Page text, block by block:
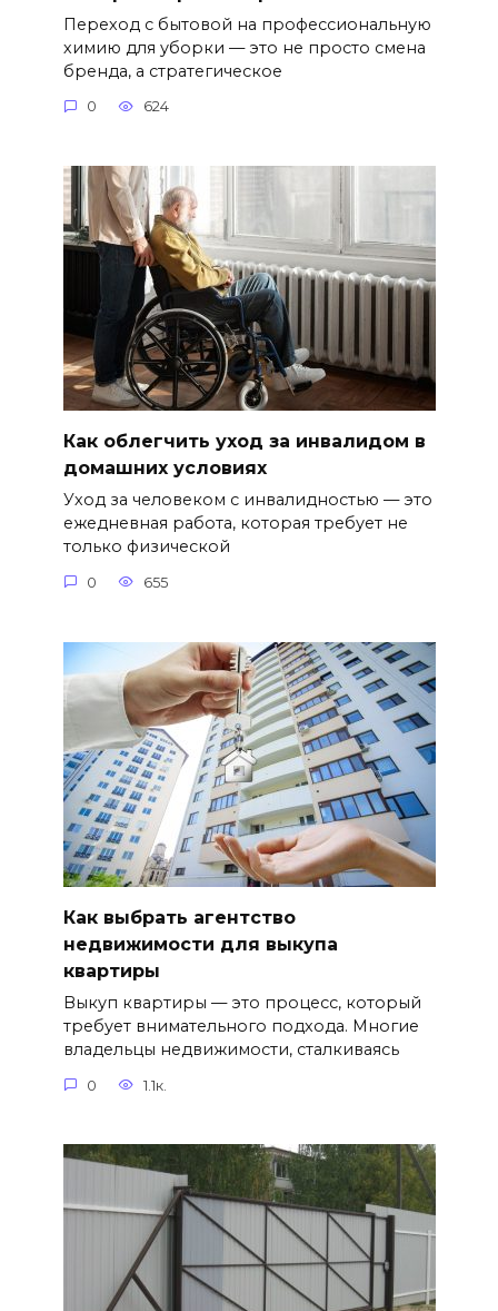
Переход с бытовой на профессиональную
химию для уборки — это не просто смена
бренда, а стратегическое
0 624
Как облегчить уход за инвалидом в
домашних условиях
Уход за человеком с инвалидностью — это
ежедневная работа, которая требует не
только физической
0 655
Как выбрать агентство
недвижимости для выкупа
квартиры
Выкуп квартиры — это процесс, который
требует внимательного подхода. Многие
владельцы недвижимости, сталкиваясь
0 1.1к.